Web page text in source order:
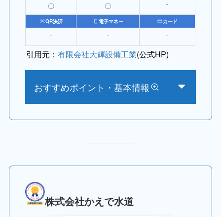
〇 〇 ⁻
QR決済 電子マネー カード
⁻ ⁻ ⁻
引用元：有限会社大輝設備工業(公式HP)
おすすめポイント・基本情報
株式会社かえで水道